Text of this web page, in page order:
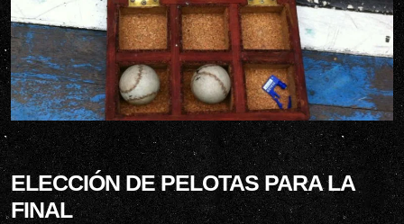
ELECCIÓN DE PELOTAS PARA LA
FINAL